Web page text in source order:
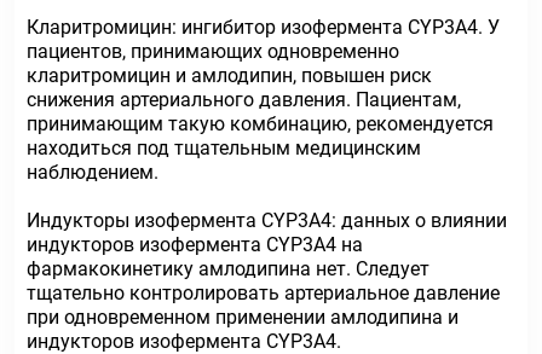
Кларитромицин: ингибитор изофермента СYР3А4. У
пациентов, принимающих одновременно
кларитромицин и амлодипин, повышен риск
снижения артериального давления. Пациентам,
принимающим такую комбинацию, рекомендуется
находиться под тщательным медицинским
наблюдением.
Индукторы изофермента СYР3А4: данных о влиянии
индукторов изофермента СYР3А4 на
фармакокинетику амлодипина нет. Следует
тщательно контролировать артериальное давление
при одновременном применении амлодипина и
индукторов изофермента СYР3А4.